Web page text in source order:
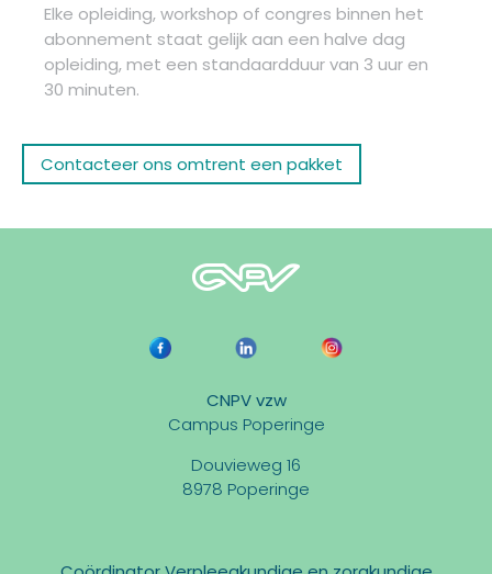
Elke opleiding, workshop of congres binnen het
abonnement staat gelijk aan een halve dag
opleiding, met een standaardduur van 3 uur en
30 minuten.
Contacteer ons omtrent een pakket
CNPV vzw
Campus Poperinge
Douvieweg 16
8978 Poperinge